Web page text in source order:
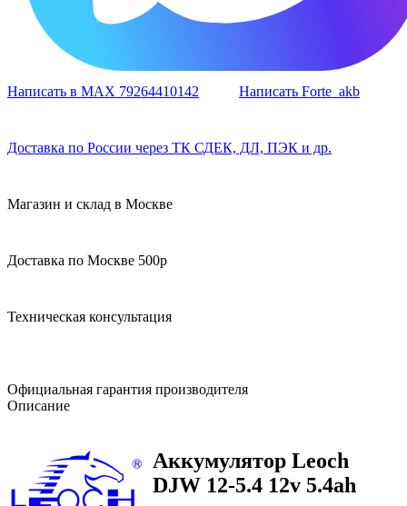
Написать в MAX 79264410142 Написать Forte_akb
Доставка по России через ТК СДЕК, ДЛ, ПЭК и др.
Магазин и склад в Москве
Доставка по Москве 500р
Техническая консультация
Официальная гарантия производителя
Описание
Аккумулятор Leoch
DJW 12-5.4 12v 5.4ah